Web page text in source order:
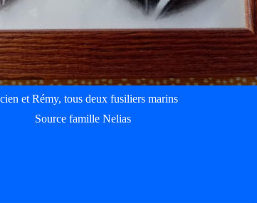
et Rémy, tous deux fusiliers marins
Source famille Nelias